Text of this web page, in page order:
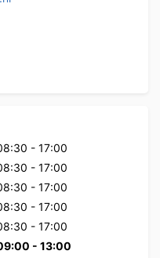
- 17:00
- 17:00
- 17:00
- 17:00
- 17:00
- 13:00